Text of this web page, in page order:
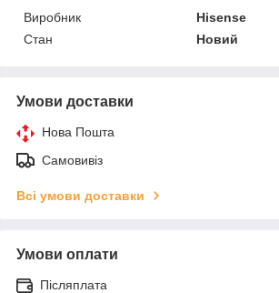
Виробник
Hisense
Стан
Новий
Умови доставки
Нова Пошта
Самовивіз
Всі умови доставки
Умови оплати
Післяплата